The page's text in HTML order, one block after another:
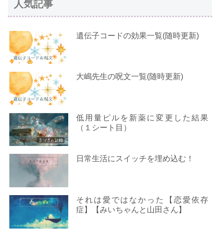
人気記事
遺伝子コードの効果一覧(随時更新)
大嶋先生の呪文一覧(随時更新)
低用量ピルを新薬に変更した結果
（１シート目）
日常生活にスイッチを埋め込む！
それは愛ではなかった【恋愛依存
症】【みいちゃんと山田さん】